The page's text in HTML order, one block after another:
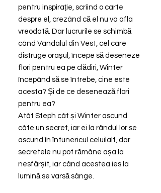
pentru inspirație, scriind o carte
despre el, crezând că el nu va afla
vreodată. Dar lucrurile se schimbă
când Vandalul din Vest, cel care
distruge orașul, începe să deseneze
flori pentru ea pe clădiri, Winter
începând să se întrebe, cine este
acesta? Și de ce desenează flori
pentru ea?
Atât Steph cât și Winter ascund
câte un secret, iar ei la rândul lor se
ascund în întunericul celuilalt, dar
secretele nu pot rămâne așa la
nesfârșit, iar când acestea ies la
lumină se varsă sânge.